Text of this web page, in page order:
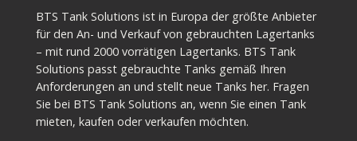
BTS Tank Solutions ist in Europa der größte Anbieter
für den An- und Verkauf von gebrauchten Lagertanks
– mit rund 2000 vorrätigen Lagertanks. BTS Tank
Solutions passt gebrauchte Tanks gemäß Ihren
Anforderungen an und stellt neue Tanks her. Fragen
Sie bei BTS Tank Solutions an, wenn Sie einen Tank
mieten, kaufen oder verkaufen möchten.